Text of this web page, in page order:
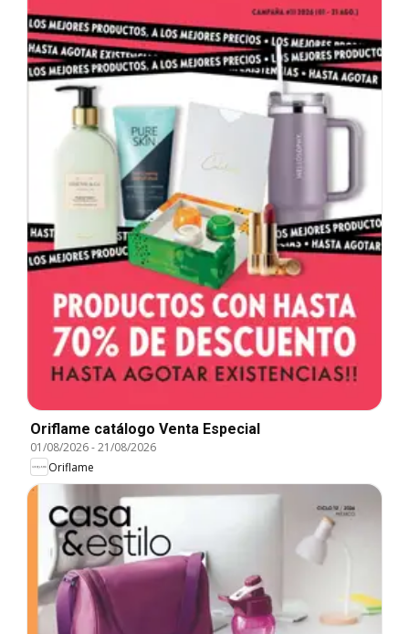
Oriflame catálogo Venta Especial
01/08/2026-21/08/2026
Oriflame